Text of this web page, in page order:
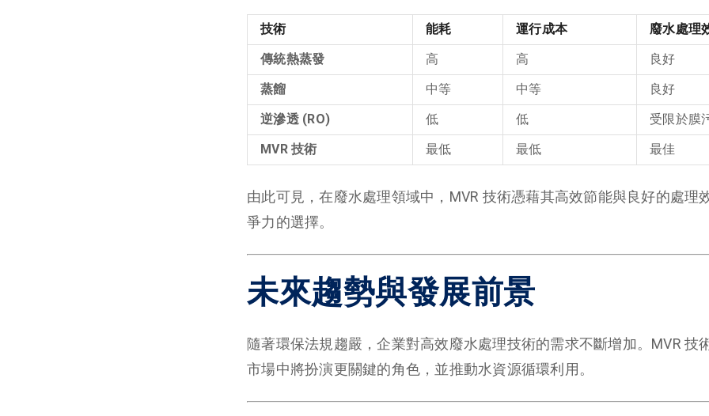
技術 能耗 運行成本
廢水處理
傳統熱蒸發
高 高
良好
蒸餾
中等 中等
良好
逆滲透 (RO)
低 低
受限於膜
MVR 技術
最低 最低 最佳
由此可見，在廢水處理領域中，MVR 技術憑藉其高效節能與良好的處理
爭力的選擇。
未來趨勢與發展前景
隨著環保法規趨嚴，企業對高效廢水處理技術的需求不斷增加。MVR 技
市場中將扮演更關鍵的角色，並推動水資源循環利用。